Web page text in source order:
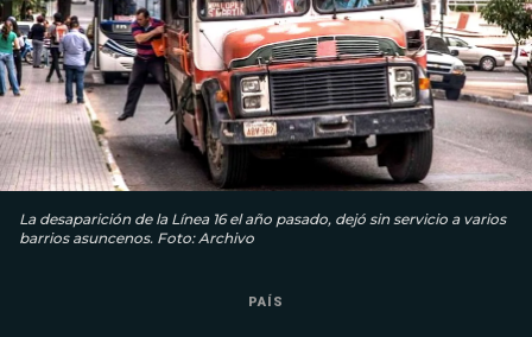
La desaparición de la Línea 16 el año pasado, dejó sin servicio a varios
barrios asuncenos. Foto: Archivo
PAÍS